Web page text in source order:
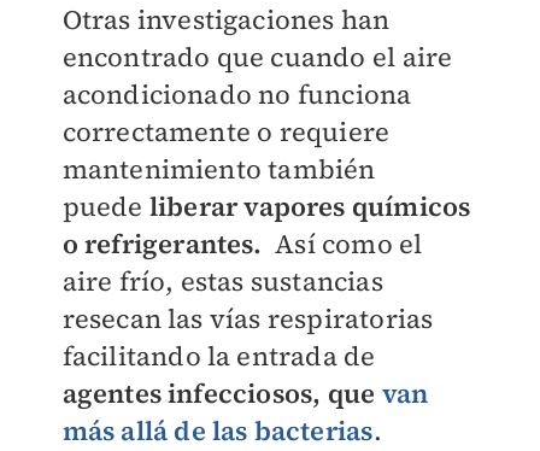
Otras investigaciones han
encontrado que cuando el aire
acondicionado no funciona
correctamente o requiere
mantenimiento también
puede liberar vapores químicos
o refrigerantes. Así como el
aire frío, estas sustancias
resecan las vías respiratorias
facilitando la entrada de
agentes infecciosos, que van
más allá de las bacterias.